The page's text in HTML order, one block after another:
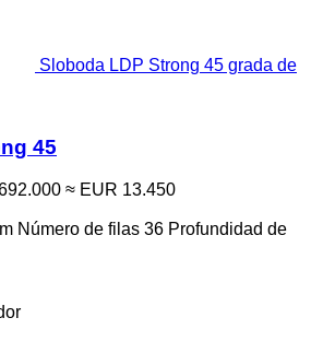
Sloboda LDP Strong 45 grada de
45
≈ EUR 13.450
Número de filas 36 Profundidad de